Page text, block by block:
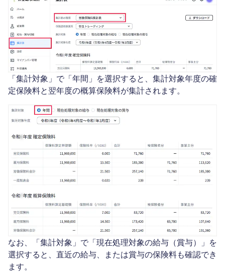
「集計対象」で「年間」を選択すると、集計対象年度の確
定保険料と翌年度の概算保険料が集計されます。
なお、「集計対象」で「現在処理対象の給与（賞与）」を
選択すると、直近の給与、または賞与の保険料も確認でき
ます。